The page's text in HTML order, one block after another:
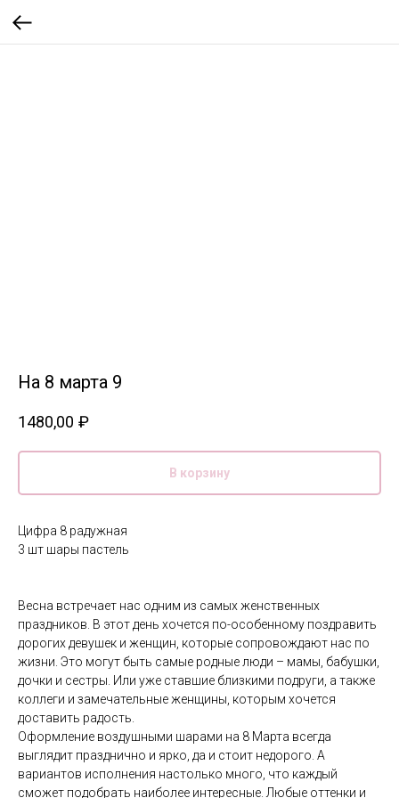
На 8 марта 9
1480,00 ₽
В корзину
Цифра 8 радужная
3 шт шары пастель
Весна встречает нас одним из самых женственных
праздников. В этот день хочется по-особенному поздравить
дорогих девушек и женщин, которые сопровождают нас по
жизни. Это могут быть самые родные люди – мамы, бабушки,
дочки и сестры. Или уже ставшие близкими подруги, а также
коллеги и замечательные женщины, которым хочется
доставить радость.
Оформление воздушными шарами на 8 Марта всегда
выглядит празднично и ярко, да и стоит недорого. А
вариантов исполнения настолько много, что каждый
сможет подобрать наиболее интересные. Любые оттенки и